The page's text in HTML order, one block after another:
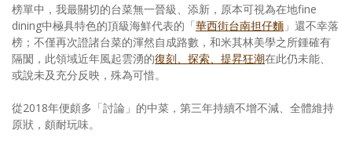
榜單中，我最關切的台菜無一晉級、添新，原本可視為在地fine
dining中極具特色的頂級海鮮代表的「華西街台南担仔麵 」還不幸落
榜；不僅再次證諸台菜的渾然自成路數，和米其林美學之所鍾確有
隔閡，此領域近年風起雲湧的復刻、探索、提昇狂潮在此仍未能、
或說未及充分反映，殊為可惜。
從2018年便頗多「討論」的中菜，第三年持續不增不減、全體維持
原狀，頗耐玩味。